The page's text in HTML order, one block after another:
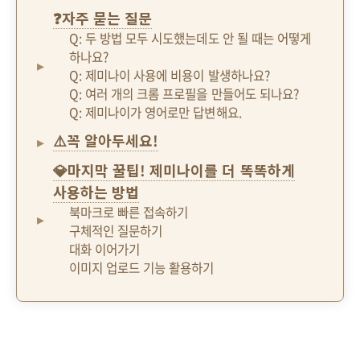
❓자주 묻는 질문
Q: 두 방법 모두 시도했는데도 안 될 때는 어떻게
하나요?
Q: 제미나이 사용에 비용이 발생하나요?
Q: 여러 개의 크롬 프로필을 만들어도 되나요?
Q: 제미나이가 영어로만 답변해요.
⚠️꼭 알아두세요!
💎마지막 꿀팁! 제미나이를 더 똑똑하게
사용하는 방법
북마크로 빠른 접속하기
구체적인 질문하기
대화 이어가기
이미지 업로드 기능 활용하기